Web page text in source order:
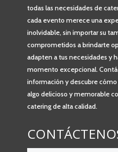
todas las necesidades de
cada evento merece una
inolvidable, sin importar su
comprometidos a brindarte
adapten a tus necesidades y
momento excepcional.
información y descubre
algo delicioso y memorable
catering de alta calidad.